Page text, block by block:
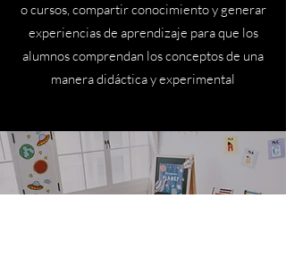
o cursos, compartir conocimiento y generar
experiencias de aprendizaje para que los
alumnos comprendan los conceptos de una
manera didáctica y experimental